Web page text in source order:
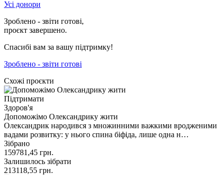
Усі донори
Зроблено - звіти готові,
проєкт завершено.
Спасибі вам за вашу підтримку!
Зроблено - звіти готові
Схожі проєкти
Підтримати
Здоров'я
Допоможімо Олександрику жити
Олександрик народився з множинними важкими вродженими
вадами розвитку: у нього спина біфіда, лише одна н…
Зібрано
159781,45 грн.
Залишилось зібрати
213118,55 грн.